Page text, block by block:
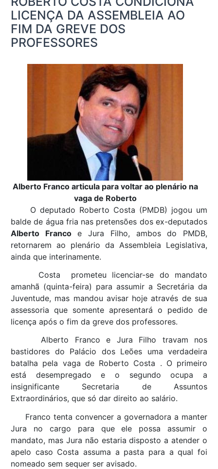
LICENÇA DA ASSEMBLEIA AO
FIM DA GREVE DOS
PROFESSORES
Alberto Franco articula para voltar ao plenário na
vaga de Roberto
O deputado Roberto Costa (PMDB) jogou um
balde de água fria nas pretensões dos ex-deputados
Alberto Francoe Jura Filho, ambos do PMDB,
retornarem ao plenário da Assembleia Legislativa,
ainda que interinamente.
Costa prometeu licenciar-se do mandato
amanhã (quinta-feira) para assumir a Secretária da
Juventude, mas mandou avisar hoje através de sua
assessoria que somente apresentará o pedido de
licença após o fim da greve dos professores.
Alberto Franco e Jura Filho travam nos
bastidores do Palácio dos Leões uma verdadeira
batalha pela vaga de Roberto Costa . O primeiro
está desempregado e o segundo ocupa a
insignificante Secretaria de Assuntos
Extraordinários, que só dar direito ao salário.
Franco tenta convencer a governadora a manter
Jura no cargo para que ele possa assumir o
mandato, mas Jura não estaria disposto a atender o
apelo caso Costa assuma a pasta para a qual foi
nomeado sem sequer ser avisado.